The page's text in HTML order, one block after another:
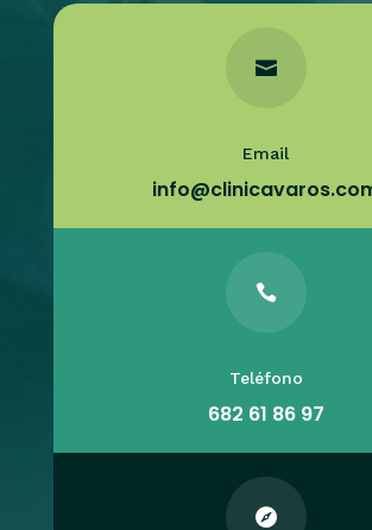

Email

Teléfono
682 61 86 97
